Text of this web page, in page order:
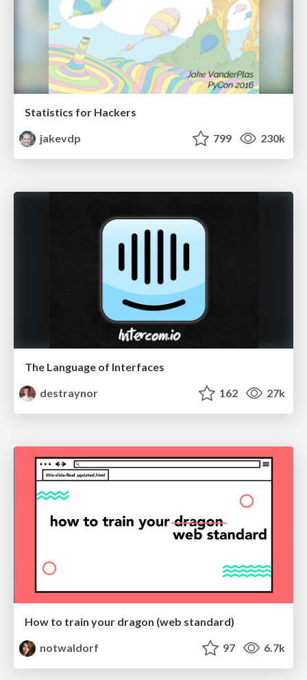
Statistics for Hackers
jakevdp
799 230k
The Language of Interfaces
destraynor
162 27k
How to train your dragon (web standard)
notwaldorf
97 6.7k